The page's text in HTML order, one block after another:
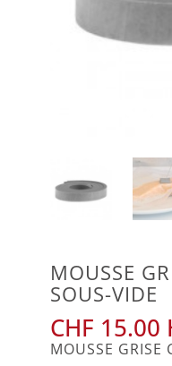
MOUSSE
SOUS-VIDE
CHF 15.00
MOUSSE GRISE